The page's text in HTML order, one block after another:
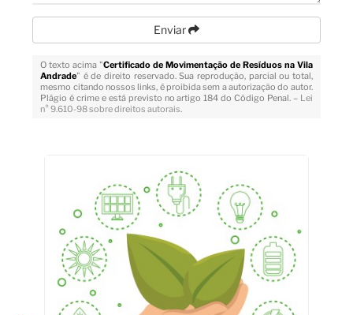
Enviar
O texto acima "Certificado de Movimentação de Resíduos na Vila
Andrade" é de direito reservado. Sua reprodução, parcial ou total,
mesmo citando nossos links, é proibida sem a autorização do autor.
Plágio é crime e está previsto no artigo 184 do Código Penal. – Lei
n° 9.610-98 sobre direitos autorais.